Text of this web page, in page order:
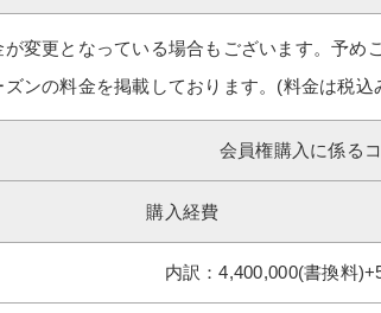
が変更となっている場合もございます。予め
ズンの料金を掲載しております。(料金は税込
会員権購入に係る
購入経費
内訳：4,400,000(書換料